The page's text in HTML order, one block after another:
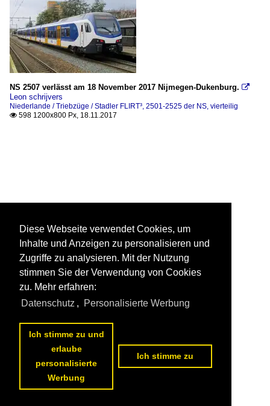
NS 2507 verlässt am 18 November 2017 Nijmegen-Dukenburg. 
Leon schrijvers
Niederlande / Triebzüge / Stadler FLIRT³, 2501-2525 der NS, vierteilig
 598 1200x800 Px, 18.11.2017
Diese Webseite verwendet Cookies, um
Inhalte und Anzeigen zu personalisieren und
Zugriffe zu analysieren. Mit der Nutzung
stimmen Sie der Verwendung von Cookies
zu. Mehr erfahren:
Datenschutz , Personalisierte Werbung
Ich stimme zu und
erlaube
personalisierte
Werbung
Ich stimme zu